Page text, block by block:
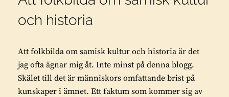
och historia
Att folkbilda om samisk kultur och historia är det
jag ofta ägnar mig åt. Inte minst på denna blogg.
Skälet till det är människors omfattande brist på
kunskaper i ämnet. Ett faktum som kommer sig av